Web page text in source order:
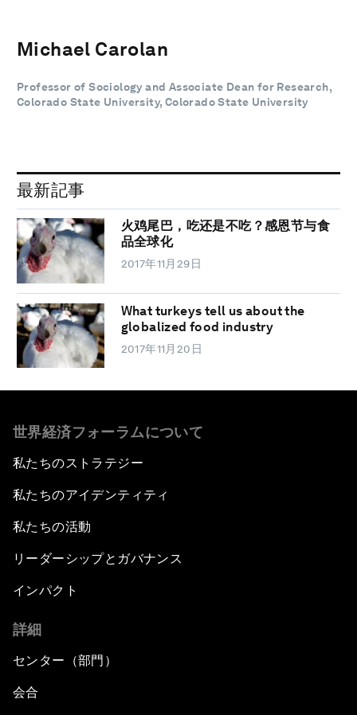
Michael Carolan
Professor of Sociology and Associate Dean for Research,
Colorado State University, Colorado State University
最新記事
火鸡尾巴，吃还是不吃？感恩节与食
品全球化
2017年11月29日
What turkeys tell us about the
globalized food industry
2017年11月20日
世界経済フォーラムについて
私たちのストラテジー
私たちのアイデンティティ
私たちの活動
リーダーシップとガバナンス
インパクト
詳細
センター（部門）
会合